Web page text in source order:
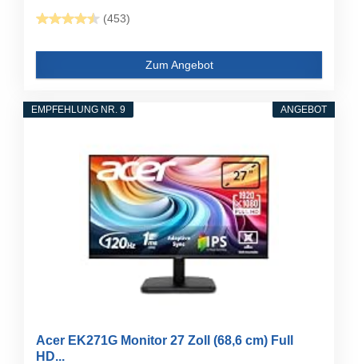
(453)
Zum Angebot
ANGEBOT
EMPFEHLUNG NR. 9
Acer EK271G Monitor 27 Zoll (68,6 cm) Full
HD...